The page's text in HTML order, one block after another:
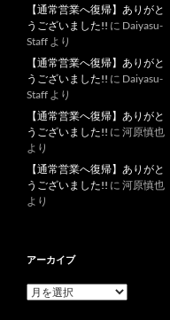
【通常営業へ復帰】ありがと
うございました!! に Daiyasu-
Staff より
【通常営業へ復帰】ありがと
うございました!! に Daiyasu-
Staff より
【通常営業へ復帰】ありがと
うございました!! に 河原慎也
より
【通常営業へ復帰】ありがと
うございました!! に 河原慎也
より
アーカイブ
ア